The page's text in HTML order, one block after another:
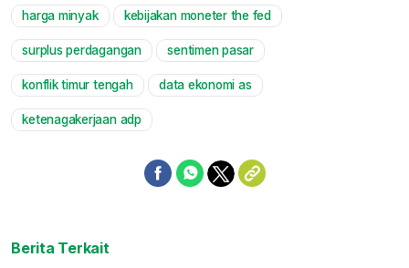
harga minyak kebijakan moneter the fed
surplus perdagangan sentimen pasar
konflik timur tengah data ekonomi as
ketenagakerjaan adp
Berita Terkait